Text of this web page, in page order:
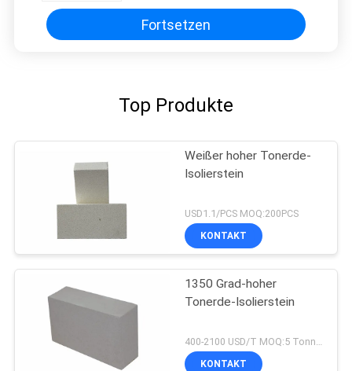
Fortsetzen
Top Produkte
Weißer hoher Tonerde-
Isolierstein
USD1.1/PCS MOQ:200PCS
KONTAKT
1350 Grad-hoher
Tonerde-Isolierstein
KONTAKT